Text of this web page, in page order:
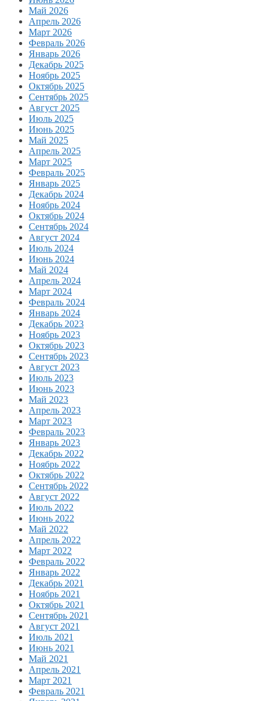
Май 2026
Апрель 2026
Март 2026
Февраль 2026
Январь 2026
Декабрь 2025
Ноябрь 2025
Октябрь 2025
Сентябрь 2025
Август 2025
Июль 2025
Июнь 2025
Май 2025
Апрель 2025
Март 2025
Февраль 2025
Январь 2025
Декабрь 2024
Ноябрь 2024
Октябрь 2024
Сентябрь 2024
Август 2024
Июль 2024
Июнь 2024
Май 2024
Апрель 2024
Март 2024
Февраль 2024
Январь 2024
Декабрь 2023
Ноябрь 2023
Октябрь 2023
Сентябрь 2023
Август 2023
Июль 2023
Июнь 2023
Май 2023
Апрель 2023
Март 2023
Февраль 2023
Январь 2023
Декабрь 2022
Ноябрь 2022
Октябрь 2022
Сентябрь 2022
Август 2022
Июль 2022
Июнь 2022
Май 2022
Апрель 2022
Март 2022
Февраль 2022
Январь 2022
Декабрь 2021
Ноябрь 2021
Октябрь 2021
Сентябрь 2021
Август 2021
Июль 2021
Июнь 2021
Май 2021
Апрель 2021
Март 2021
Февраль 2021